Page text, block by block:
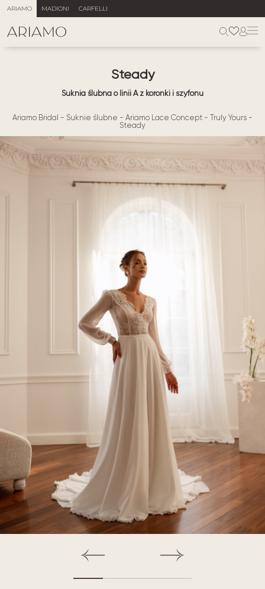
ARIAMO MADIONI CARFELLI
Steady
Suknia ślubna o linii A z koronki i szyfonu
Ariamo Bridal - Suknie ślubne - Ariamo Lace Concept - Truly Yours -
Steady